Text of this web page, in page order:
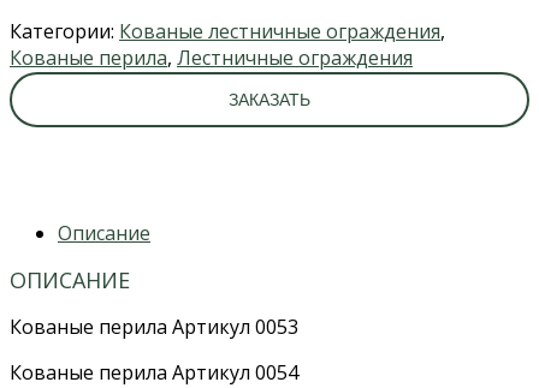
Категории: Кованые лестничные ограждения,
Кованые перила, Лестничные ограждения
ЗАКАЗАТЬ
Описание
ОПИСАНИЕ
Кованые перила Артикул 0053
Кованые перила Артикул 0054